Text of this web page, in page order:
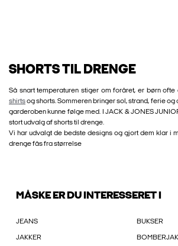
SHORTS TIL DRENGE
Så snart temperaturen stiger om foråret, er børn
shirtsog shorts. Sommeren bringer sol, strand, ferie og
garderoben kunne følge med. I JACK & JONES
stort udvalg af shorts til drenge.
Vi har udvalgt de bedste designs og gjort dem klar i
drenge fås fra størrelse
MÅSKE ER DU INTERESSERET I
JEANS BUKSER
JAKKER